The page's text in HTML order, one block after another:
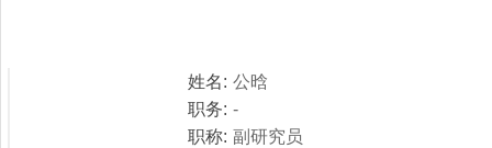
姓名: 公晗
职务: -
职称: 副研究员